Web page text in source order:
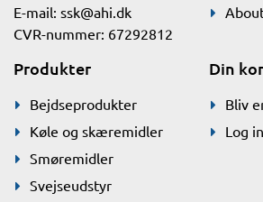
E-mail: ssk@ahi.dk
CVR-nummer: 67292812
Produkter
Bejdseprodukter
Køle og skæremidler
Smøremidler
Svejseudstyr
Din
Bliv
Log